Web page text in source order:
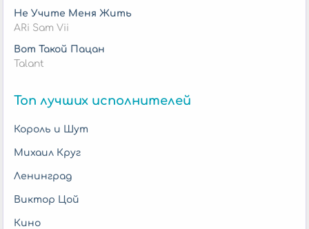
Не Учите Меня Жить
ARi Sam Vii
Вот Такой Пацан
Talant
Топ лучших исполнителей
Король и Шут
Михаил Круг
Ленинград
Виктор Цой
Кино